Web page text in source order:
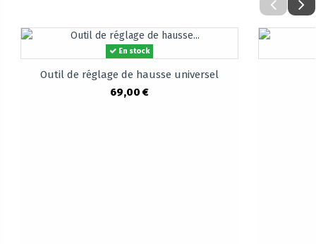
En stock
Outil de réglage de hausse universel
69,00 €